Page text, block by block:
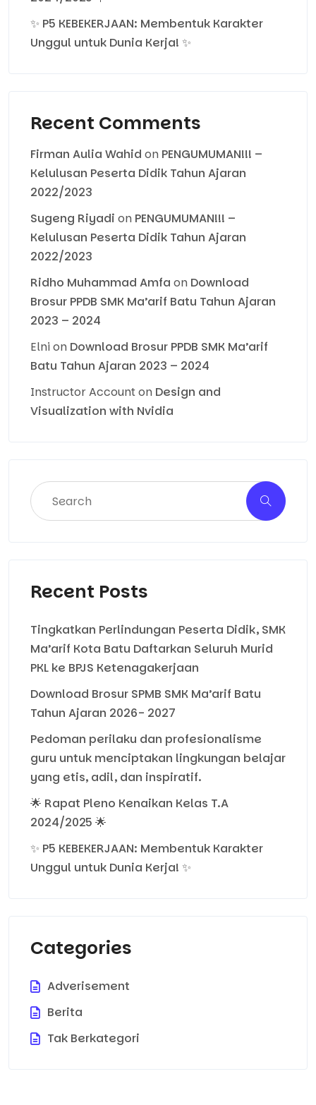
✨ P5 KEBEKERJAAN: Membentuk Karakter
Unggul untuk Dunia Kerja! ✨
Recent Comments
Firman Aulia Wahid on PENGUMUMAN!!! –
Kelulusan Peserta Didik Tahun Ajaran
2022/2023
Sugeng Riyadi on PENGUMUMAN!!! –
Kelulusan Peserta Didik Tahun Ajaran
2022/2023
Ridho Muhammad Amfa on Download
Brosur PPDB SMK Ma’arif Batu Tahun Ajaran
2023 – 2024
Elnion Download Brosur PPDB SMK Ma’arif
Batu Tahun Ajaran 2023 – 2024
Instructor Accounton Design and
Visualization with Nvidia
Recent Posts
Tingkatkan Perlindungan Peserta Didik, SMK
Ma’arif Kota Batu Daftarkan Seluruh Murid
PKL ke BPJS Ketenagakerjaan
Download Brosur SPMB SMK Ma’arif Batu
Tahun Ajaran 2026- 2027
Pedoman perilaku dan profesionalisme
guru untuk menciptakan lingkungan belajar
yang etis, adil, dan inspiratif.
🌟 Rapat Pleno Kenaikan Kelas T.A
2024/2025 🌟
✨ P5 KEBEKERJAAN: Membentuk Karakter
Unggul untuk Dunia Kerja! ✨
Categories
Adverisement
Berita
Tak Berkategori